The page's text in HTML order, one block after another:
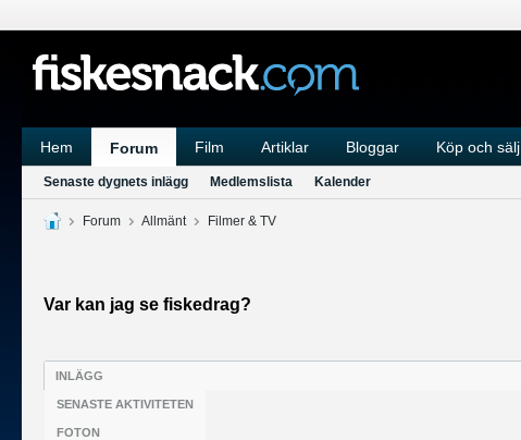
Hem Forum Film Artiklar Bloggar Köp och sälj
Senaste dygnets inlägg Medlemslista Kalender
Forum Allmänt Filmer & TV
Var kan jag se fiskedrag?
INLÄGG
SENASTE AKTIVITETEN
FOTON